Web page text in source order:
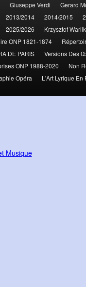
Giuseppe Verdi Gerard
2013/2014 2014/2015
2025/2026 Krzysztof
ONP 1821-1874
DE PARIS Versions Des
ONP 1988-2020 Non
Opéra L'Art Lyrique En